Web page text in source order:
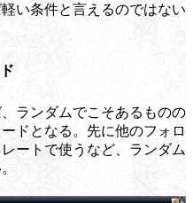
い条件と言えるのではない
ランダムでこそあるものの
ドとなる。先に他のフォロ
ートで使うなど、ランダム